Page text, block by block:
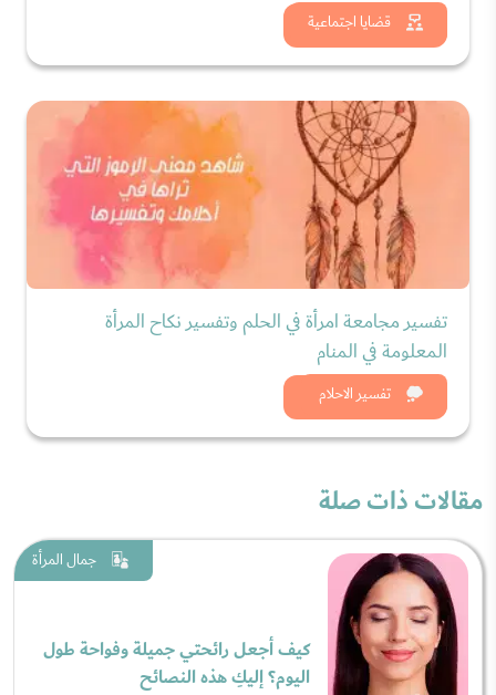
قضايا اجتماعية
شاهد الان
تفسير الاحلام
تفسير مجامعة امرأة في الحلم وتفسير نكاح المرأة
المعلومة في المنام
شاهد الان
مقالات ذات صلة
جمال المرأة
كيف أجعل رائحتي جميلة وفواحة طول
اليوم؟ إليكِ هذه النصائح